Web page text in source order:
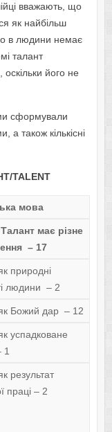
вважають, що
як найбільш
в людини немає
талант
його не
сформували
а також кількісні
TALENT
мова
має різне
– 17
природні
людини – 2
Божий дар – 12
успадковане
1
результат
праці – 2